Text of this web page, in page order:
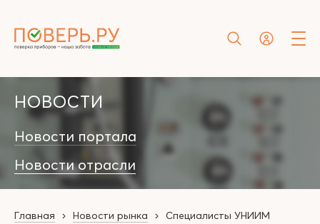
НОВОСТИ
Новости портала
Новости отрасли
Главная Новости рынка
Специалисты УНИИМ